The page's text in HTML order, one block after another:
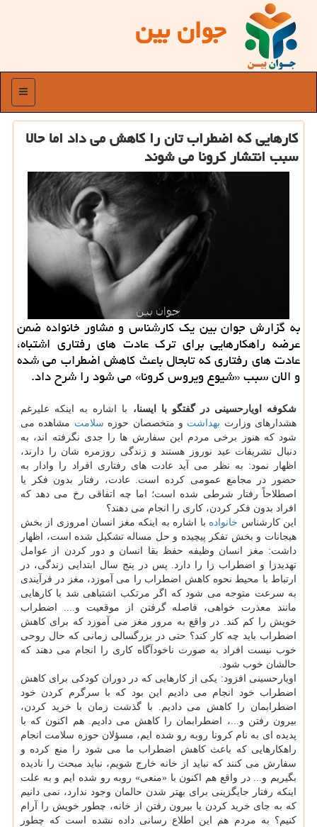
جوان بین
منو
كارهایی كه اضطراب تان را كاهش می داد اما حالا
سبب انتشار كرونا می شوند
به گزارش جوان بین یك كارشناس و مشاور خانواده ضمن
عرضه راهكارهایی برای ترك عادت های رفتاری اشتباه،
عادت های رفتاری كه تابحال باعث كاهش اضطراب می شده
و الان سبب «شیوع ویروس كرونا» می شود را شرح داد.
شكوفه اویارحسینی در گفتگو با ایسنا، با اشاره به اینكه علیرغم
هشدارهای وزارت بهداشت و متخصصان حوزه سلامت مشاهده می
شود كه هنوز برخی مردم این سفارش ها را جدی نگرفته اند، به
دنبال تشریفات عید نوروز هستند و زندگی روزمره شان را دارند،
اظهار نمود: به نظر می آید عادت های رفتاری افراد را وادار به
حضور در مجامع عمومی كرده است. عادت، رفتار بدون فكر یا
اصطلاحاً رفتار شرطی شده است؛ اما چه اتفاقی رخ می دهد كه
افراد بدون فكر كردن، كاری را انجام می دهند؟
این كارشناس خانواده با اشاره به اینكه مغز انسان امروزی از بخش
هیجانات و بخش تفكر پیچیده و حل مساله تشكیل شده است، اظهار
داشت: مغز انسان وظیفه حفظ بقا انسان و دور كردن از عوامل
تهدیدزا و اضطراب زا را دارد. پس در پنج سال ابتدایی زندگی، در
ارتباط با محیط نحوه كاهش اضطراب را می آموزد، مغز در فرآیندی
به سرعت متوجه می شود كه اگر مرتكب اشتباهی شد با كارهایی
مانند معذرت خواهی، فاصله گرفتن از موقعیت و.... اضطراب
خویش را كم كند. در واقع به مرور مغز می آموزد كه برای كاهش
اضطراب باید چه كار كند؟ حتی در بزرگسالی زمانی كه حال روحی
خوب نیست افراد به صورت ناخودآگاه كاری را انجام می دهند كه
حالشان خوب شود.
اویارحسینی افزود: یكی از كارهایی كه در دوران كودكی برای كاهش
اضطراب خود انجام می دادیم این بود كه با سرگرم كردن خود
اضطرابمان را كاهش می دادیم. با گذشت زمان با خرید كردن،
بیرون رفتن و...، اضطرابمان را كاهش می دادیم. هم اكنون كه با
پدیده ای به نام كرونا روبه رو شده ایم، مسؤلان حوزه سلامت انجام
راهكارهایی كه باعث كاهش اضطراب ما می شود را منع كرده و
سفارش می كنند كه نباید از خانه خارج شویم، نباید مبحث را نادیده
بگیریم و... در واقع هم اكنون با «منعی» روبه رو شده ایم و به علت
اینكه رفتار جایگزینی برای بهتر شدن حالمان وجود ندارد، نمی دانیم
كه به جای خرید كردن یا بیرون رفتن از خانه، چطور خویش را آرام
كنیم؟ به مردم هم این اطلاع رسانی داده نشده است كه چطور